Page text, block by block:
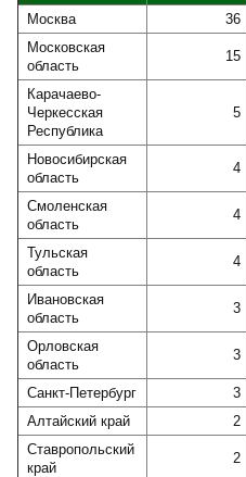
Москва
36
Московская
область
15
Карачаево-
Черкесская
Республика
5
Новосибирская
область
4
Смоленская
область
4
Тульская
область
4
Ивановская
область
3
Орловская
область
3
Санкт-Петербург 3
Алтайский край
2
Ставропольский
край
2